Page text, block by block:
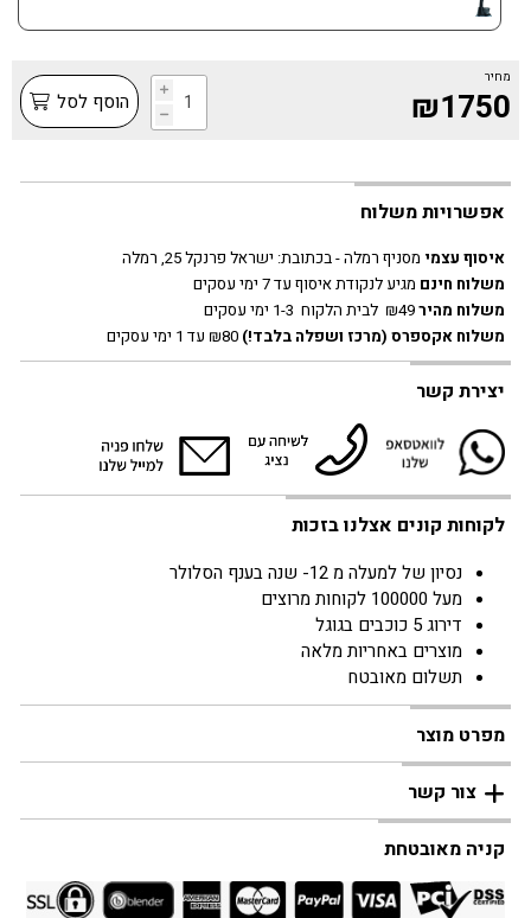
מחיר
₪1750
i
h הוסף לסל
אפשרויות משלוח
איסוף עצמי מסניף רמלה - בכתובת: ישראל פרנקל 25, רמלה
משלוח חינם מגיע לנקודת איסוף עד 7 ימי עסקים
משלוח מהיר
משלוח אקספרס (מרכז ושפלה בלבד!)
יצירת קשר
לקוחות קונים אצלנו בזכות
נסיון של למעלה מ 12- שנה בענף הסלולר
מעל 100000 לקוחות מרוצים
דירוג 5 כוכבים בגוגל
מוצרים באחריות מלאה
תשלום מאובטח
מפרט מוצר
צור קשר
קניה מאובטחת